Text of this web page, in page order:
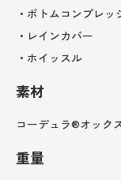
・ボトムコンプレ
・レインカバー
・ホイッスル
素材
コーデュラ®オック
重量